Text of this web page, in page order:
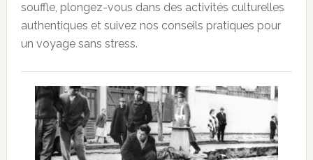
souffle, plongez-vous dans des activités culturelles
authentiques et suivez nos conseils pratiques pour
un voyage sans stress.